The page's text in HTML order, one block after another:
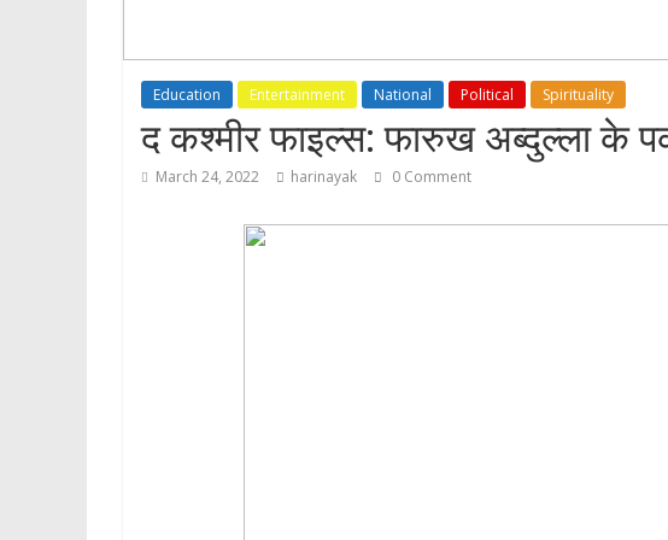
Education Entertainment National Political Spirituality
द कश्मीर फाइल्स: फारुख अब्दुल्ला के
March 24, 2022 harinayak 0 Comment